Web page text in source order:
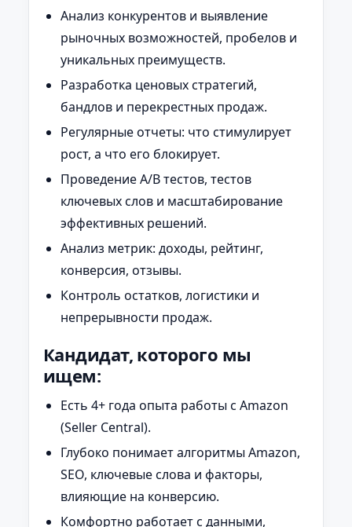
Анализ конкурентов и выявление
рыночных возможностей, пробелов и
уникальных преимуществ.
Разработка ценовых стратегий,
бандлов и перекрестных продаж.
Регулярные отчеты: что стимулирует
рост, а что его блокирует.
Проведение A/B тестов, тестов
ключевых слов и масштабирование
эффективных решений.
Анализ метрик: доходы, рейтинг,
конверсия, отзывы.
Контроль остатков, логистики и
непрерывности продаж.
Кандидат, которого мы
ищем:
Есть 4+ года опыта работы с Amazon
(Seller Central).
Глубоко понимает алгоритмы Amazon,
SEO, ключевые слова и факторы,
влияющие на конверсию.
Комфортно работает с данными,